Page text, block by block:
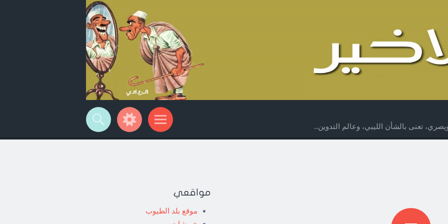
تعنى بالشأن الليبي، وعالم التدوين..
مواقعي
موقع بلد الطيوب